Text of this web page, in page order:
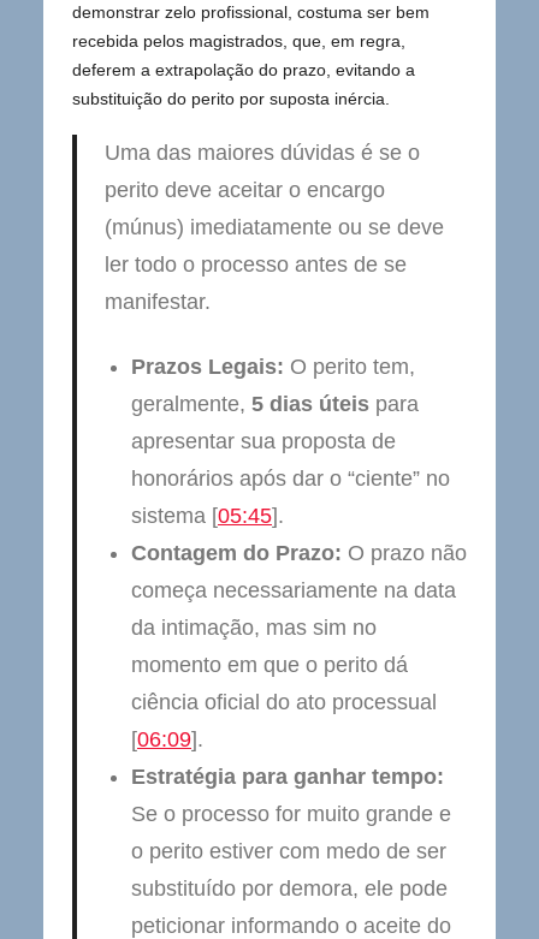
demonstrar zelo profissional, costuma ser bem
recebida pelos magistrados, que, em regra,
deferem a extrapolação do prazo, evitando a
substituição do perito por suposta inércia.
Uma das maiores dúvidas é se o
perito deve aceitar o encargo
(múnus) imediatamente ou se deve
ler todo o processo antes de se
manifestar.
Prazos Legais: O perito tem,
geralmente, 5 dias úteis para
apresentar sua proposta de
honorários após dar o “ciente” no
sistema [05:45].
Contagem do Prazo: O prazo não
começa necessariamente na data
da intimação, mas sim no
momento em que o perito dá
ciência oficial do ato processual
[06:09].
Estratégia para ganhar tempo:
Se o processo for muito grande e
o perito estiver com medo de ser
substituído por demora, ele pode
peticionar informando o aceite do